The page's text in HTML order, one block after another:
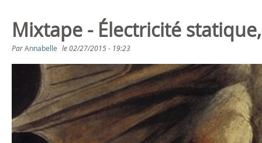
Mixtape - Électricité
ParAnnabelle le02/27/2015 - 19:23